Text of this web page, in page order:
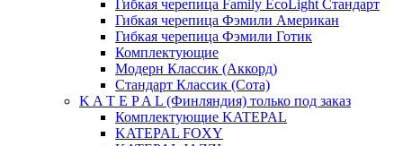
Гибкая черепица Family ЕсоLight Стандарт
Гибкая черепица Фэмили Американ
Гибкая черепица Фэмили Готик
Комплектующие
Модерн Классик (Аккорд)
Стандарт Классик (Сота)
K A T E P A L (Финляндия) только под заказ
Комплектующие KATEPAL
KATEPAL FOXY